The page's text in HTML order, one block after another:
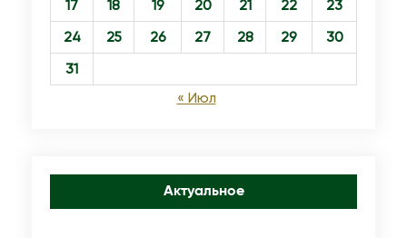
17
18 19 20 21 22
23
24
25 26 27 28 29
30
31
« Июл
Актуальное